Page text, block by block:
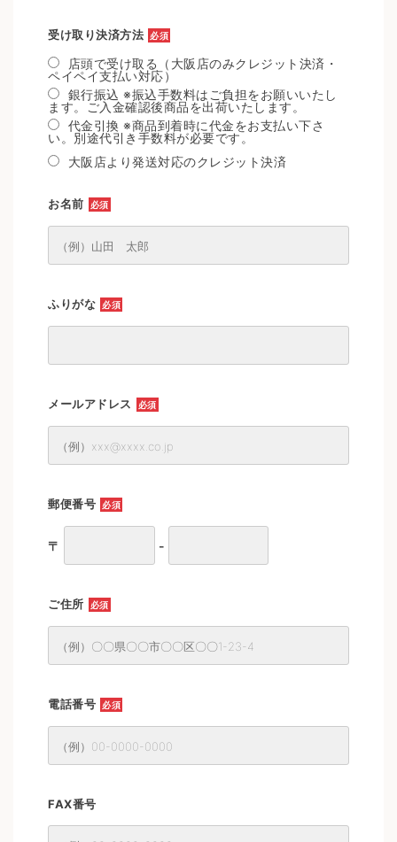
受け取り決済方法 必須
店頭で受け取る（大阪店のみクレジット決済・
ペイペイ支払い対応）
銀行振込 ※振込手数料はご負担をお願いいたし
ます。ご入金確認後商品を出荷いたします。
代金引換 ※商品到着時に代金をお支払い下さ
い。別途代引き手数料が必要です。
大阪店より発送対応のクレジット決済
お名前 必須
ふりがな 必須
メールアドレス 必須
郵便番号 必須
〒 -
ご住所 必須
電話番号 必須
FAX番号